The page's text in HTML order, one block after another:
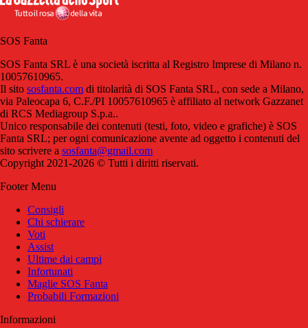
SOS Fanta
SOS Fanta SRL è una società iscritta al Registro Imprese di Milano n.
10057610965.
Il sito sosfanta.com di titolarità di SOS Fanta SRL, con sede a Milano,
via Paleocapa 6, C.F./PI 10057610965 è affiliato al network Gazzanet
di RCS Mediagroup S.p.a..
Unico responsabile dei contenuti (testi, foto, video e grafiche) è SOS
Fanta SRL; per ogni comunicazione avente ad oggetto i contenuti del
sito scrivere a sosfanta@gmail.com
Copyright 2021-2026 © Tutti i diritti riservati.
Footer Menu
Consigli
Chi schierare
Voti
Assist
Ultime dai campi
Infortunati
Maglie SOS Fanta
Probabili Formazioni
Informazioni